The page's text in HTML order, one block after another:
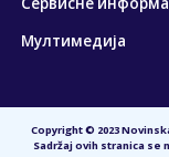
Мултимедија
Copyright © 2023
Sadržaj ovih stranica